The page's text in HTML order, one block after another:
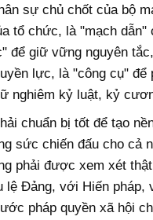
sự chủ chốt của bộ
tổ chức, là "mạch dẫn"
để giữ vững nguyên
lực, là "công cụ" để
nghiêm kỷ luật, kỷ
chuẩn bị tốt để tạo
sức chiến đấu cho cả
phải được xem xét
lệ Đảng, với Hiến pháp,
pháp quyền xã hội